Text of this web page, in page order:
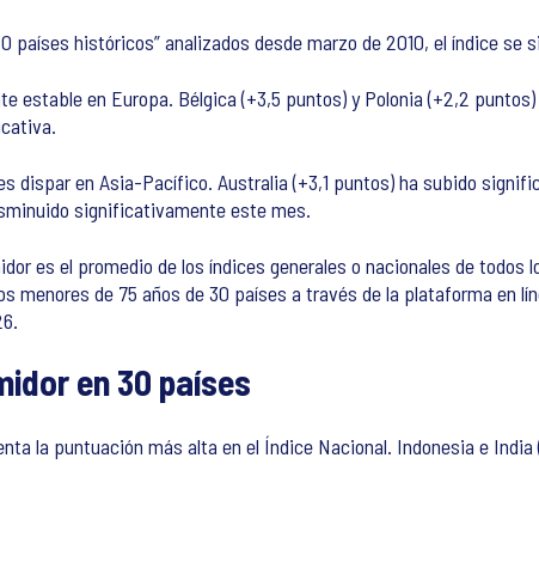
países históricos” analizados desde marzo de 2010, el índice se
estable en Europa. Bélgica (+3,5 puntos) y Polonia (+2,2
dispar en Asia-Pacífico. Australia (+3,1 puntos) ha subido
significativamente este mes.
es el promedio de los índices generales o nacionales de
menores de 75 años de 30 países a través de la plataforma en
en 30 países
la puntuación más alta en el Índice Nacional. Indonesia e